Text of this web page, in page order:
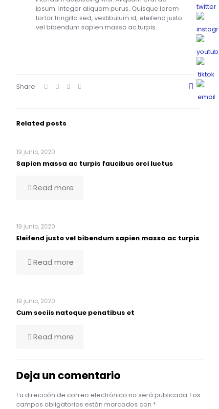
ipsum. Integer aliquam purus. Quisque lorem
tortor fringilla sed, vestibulum id, eleifend justo
vel bibendum sapien massa ac turpis.
Share 0
Related posts
19 junio, 2020
Sapien massa ac turpis faucibus orci luctus
Read more
19 junio, 2020
Eleifend justo vel bibendum sapien massa ac turpis
Read more
19 junio, 2020
Cum sociis natoque penatibus et
Read more
Deja un comentario
Tu dirección de correo electrónico no será publicada. Los
campos obligatorios están marcados con *